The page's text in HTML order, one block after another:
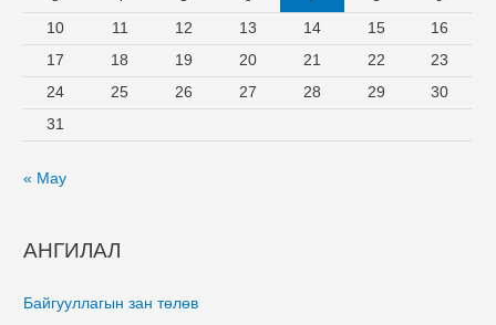
10
11 12 13 14 15
16
17
18 19 20 21 22
23
24
25 26 27 28 29
30
31
« May
АНГИЛАЛ
Байгууллагын зан төлөв